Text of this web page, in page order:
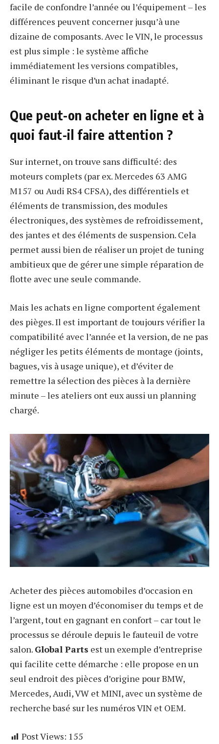
facile de confondre l’année ou l’équipement – les
différences peuvent concerner jusqu’à une
dizaine de composants. Avec le VIN, le processus
est plus simple : le système affiche
immédiatement les versions compatibles,
éliminant le risque d’un achat inadapté.
Que peut-on acheter en ligne et à
quoi faut-il faire attention ?
Sur internet, on trouve sans difficulté: des
moteurs complets (par ex. Mercedes 63 AMG
M157 ou Audi RS4 CFSA), des différentiels et
éléments de transmission, des modules
électroniques, des systèmes de refroidissement,
des jantes et des éléments de suspension. Cela
permet aussi bien de réaliser un projet de tuning
ambitieux que de gérer une simple réparation de
flotte avec une seule commande.
Mais les achats en ligne comportent également
des pièges. Il est important de toujours vérifier la
compatibilité avec l’année et la version, de ne pas
négliger les petits éléments de montage (joints,
bagues, vis à usage unique), et d’éviter de
remettre la sélection des pièces à la dernière
minute – les ateliers ont eux aussi un planning
chargé.
Acheter des pièces automobiles d’occasion en
ligne est un moyen d’économiser du temps et de
l’argent, tout en gagnant en confort – car tout le
processus se déroule depuis le fauteuil de votre
salon. Global Parts est un exemple d’entreprise
qui facilite cette démarche : elle propose en un
seul endroit des pièces d’origine pour BMW,
Mercedes, Audi, VW et MINI, avec un système de
recherche basé sur les numéros VIN et OEM.
Post Views: 155